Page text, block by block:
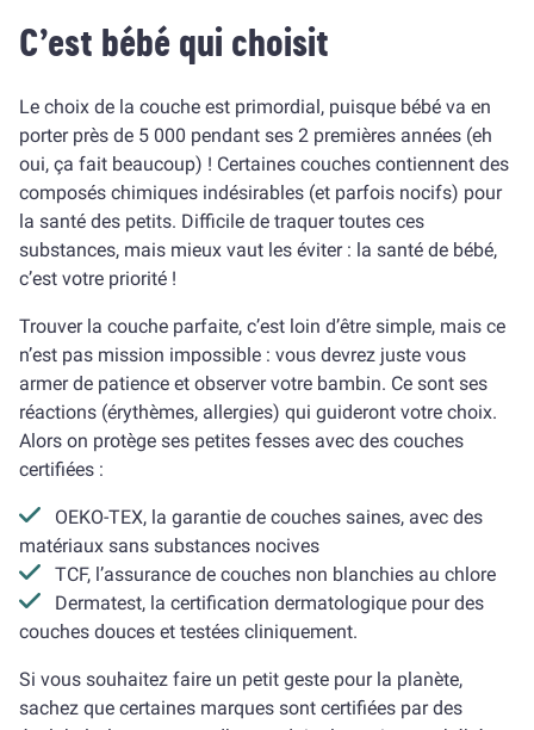
C’est bébé qui choisit
Le choix de la couche est primordial, puisque bébé va en
porter près de 5 000 pendant ses 2 premières années (eh
oui, ça fait beaucoup) ! Certaines couches contiennent des
composés chimiques indésirables (et parfois nocifs) pour
la santé des petits. Difficile de traquer toutes ces
substances, mais mieux vaut les éviter : la santé de bébé,
c’est votre priorité !
Trouver la couche parfaite, c’est loin d’être simple, mais ce
n’est pas mission impossible : vous devrez juste vous
armer de patience et observer votre bambin. Ce sont ses
réactions (érythèmes, allergies) qui guideront votre choix.
Alors on protège ses petites fesses avec des couches
certifiées :
OEKO-TEX, la garantie de couches saines, avec des
matériaux sans substances nocives
TCF, l’assurance de couches non blanchies au chlore
Dermatest, la certification dermatologique pour des
couches douces et testées cliniquement.
Si vous souhaitez faire un petit geste pour la planète,
sachez que certaines marques sont certifiées par des